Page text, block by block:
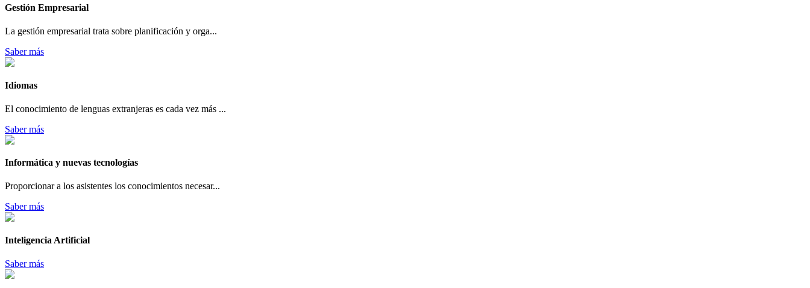
Gestión Empresarial
La gestión empresarial trata sobre planificación y orga...
Saber más
Idiomas
El conocimiento de lenguas extranjeras es cada vez más ...
Saber más
Informática y nuevas tecnologías
Proporcionar a los asistentes los conocimientos necesar...
Saber más
Inteligencia Artificial
Saber más